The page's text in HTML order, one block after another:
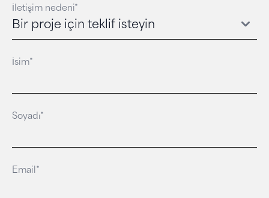
İletişim nedeni*
İsim*
Soyadı*
Email*